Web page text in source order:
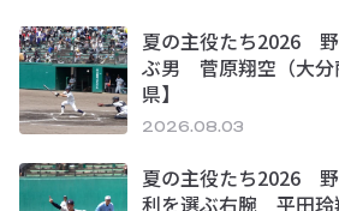
夏の主役たち2026
ぶ男 菅原翔空（大
県】
2026.08.03
夏の主役たち2026
利を選ぶ右腕 平田玲